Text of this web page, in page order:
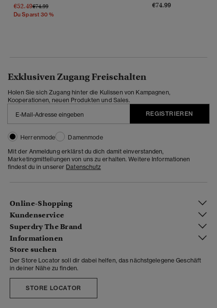
€52.49Preis Wurde Reduziert Von
€74.99Bis
Du Sparst 30 %
€74.99
Exklusiven Zugang Freischalten
Holen Sie sich Zugang hinter die Kulissen von Kampagnen,
Kooperationen, neuen Produkten und Sales.
REGISTRIEREN
Herrenmode
Damenmode
Mit der Anmeldung erklärst du dich damit einverstanden,
Marketingmitteilungen von uns zu erhalten. Weitere Informationen
findest du in unserer Datenschutz
Online-Shopping
Kundenservice
Superdry The Brand
Informationen
Store suchen
Der Store Locator soll dir dabei helfen, das nächstgelegene Geschäft
in deiner Nähe zu finden.
STORE LOCATOR